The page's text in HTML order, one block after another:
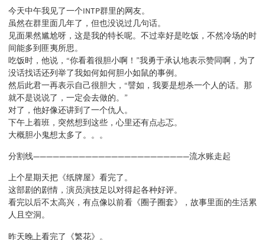
今天中午我见了一个INTP群里的网友。
虽然在群里面几年了，但也没说过几句话。
见面果然尴尬呀，这是我的特长呢。不过幸好是吃饭，不然冷场的时
间能多到匪夷所思。
吃饭时，他说，“你看着很胆小啊！”我勇于承认地表示赞同啊，为了
没话找话还列举了我如何如何胆小如鼠的事例。
然后此君一再表示自己很胆大，“譬如，我要是想杀一个人的话。那
就不是说说了，一定会去做的。”
对了，他好像还讲到了一个仇人。
下午上着班，突然想到这些，心里还有点忐忑。
大概胆小鬼想太多了。。。
分割线————————————————————————流水账走起
上个星期天把《纸牌屋》看完了。
这部剧的剧情，演员演技足以对得起各种好评。
看完以后不太高兴，有点像以前看《圈子圈套》，故事里面的生活累
人且空洞。
昨天晚上看完了《繁花》。